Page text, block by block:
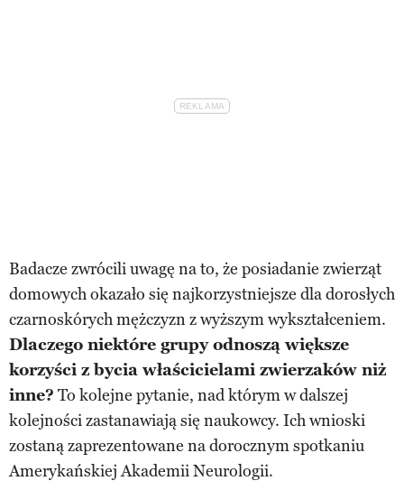
Badacze zwrócili uwagę na to, że posiadanie zwierząt
domowych okazało się najkorzystniejsze dla dorosłych
czarnoskórych mężczyzn z wyższym wykształceniem.
Dlaczego niektóre grupy odnoszą większe
korzyści z bycia właścicielami zwierzaków niż
inne? To kolejne pytanie, nad którym w dalszej
kolejności zastanawiają się naukowcy. Ich wnioski
zostaną zaprezentowane na dorocznym spotkaniu
Amerykańskiej Akademii Neurologii.